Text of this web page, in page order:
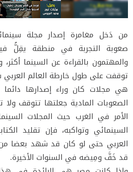
من دَخل مغامرة إصدار مجلة
صعوبة التجربة في منطقة يقِلُّ
والمهتمون بالقراءة عن السينما
توقفت على طول خارطة العالم
هي مجلات كان وراء إصدارها
الصعوبات المادية جعلتها تتوقف
الأمر في الغرب حيث المجلات
السينمائي وتواكبه، فإن تقليد
العربي حتى لو كان قد شهد بعضا
قد خَفَّ ومِيضه في السنوات الأخيرة.